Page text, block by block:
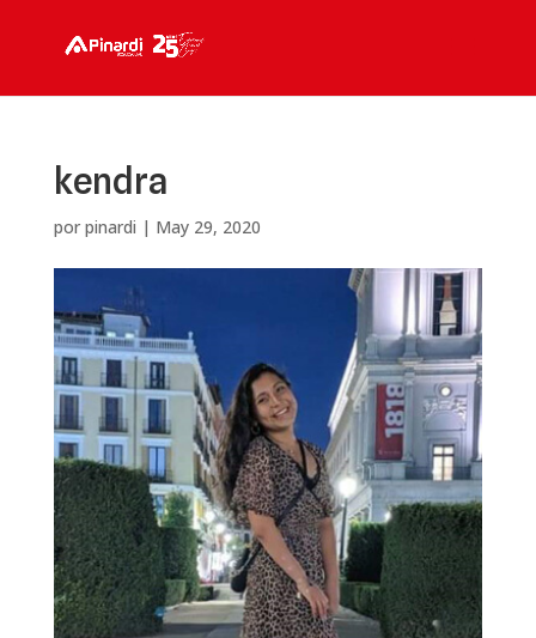
kendra
por pinardi | May 29, 2020